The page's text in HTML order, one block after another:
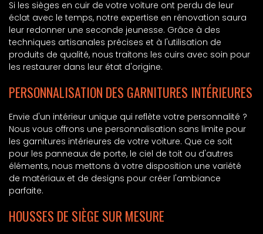
Si les sièges en cuir de votre voiture ont perdu de leur
éclat avec le temps, notre expertise en rénovation saura
leur redonner une seconde jeunesse. Grâce à des
techniques artisanales précises et à l'utilisation de
produits de qualité, nous traitons les cuirs avec soin pour
les restaurer dans leur état d'origine.
PERSONNALISATION DES GARNITURES INTÉRIEURES
Envie d'un intérieur unique qui reflète votre personnalité ?
Nous vous offrons une personnalisation sans limite pour
les garnitures intérieures de votre voiture. Que ce soit
pour les panneaux de porte, le ciel de toit ou d'autres
éléments, nous mettons à votre disposition une variété
de matériaux et de designs pour créer l'ambiance
parfaite.
HOUSSES DE SIÈGE SUR MESURE